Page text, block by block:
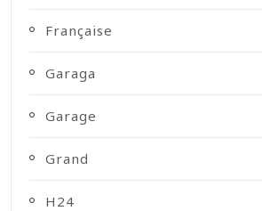
Française
Garaga
Garage
Grand
H24